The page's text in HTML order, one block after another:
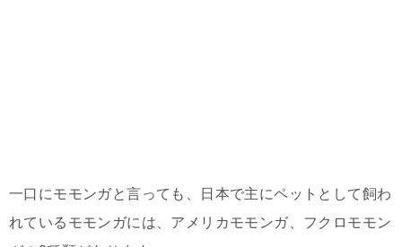
一口にモモンガと言っても、日本で主にペットとして飼わ
れているモモンガには、アメリカモモンガ、フクロモモン